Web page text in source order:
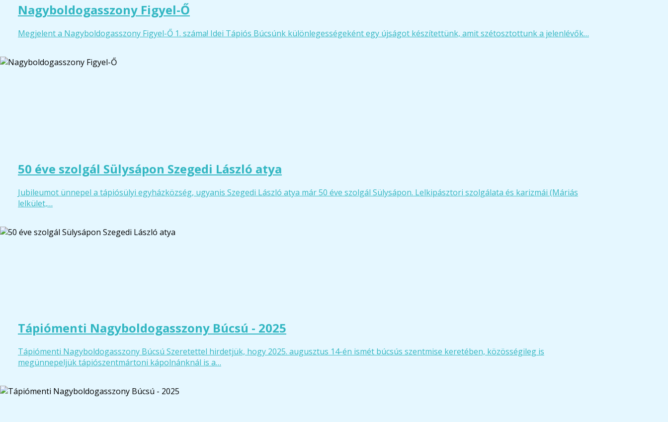
Nagyboldogasszony Figyel-Ő
Megjelent a Nagyboldogasszony Figyel-Ő 1. száma! Idei Tápiós Búcsúnk különlegességeként egy újságot készítettünk, amit szétosztottunk a jelenlévők…
50 éve szolgál Sülysápon Szegedi László atya
Jubileumot ünnepel a tápiósülyi egyházközség, ugyanis Szegedi László atya már 50 éve szolgál Sülysápon. Lelkipásztori szolgálata és karizmái (Máriás
lelkület,…
Tápiómenti Nagyboldogasszony Búcsú - 2025
Tápiómenti Nagyboldogasszony Búcsú Szeretettel hirdetjük, hogy 2025. augusztus 14-én ismét búcsús szentmise keretében, közösségileg is
megünnepeljük tápiószentmártoni kápolnánknál is a…